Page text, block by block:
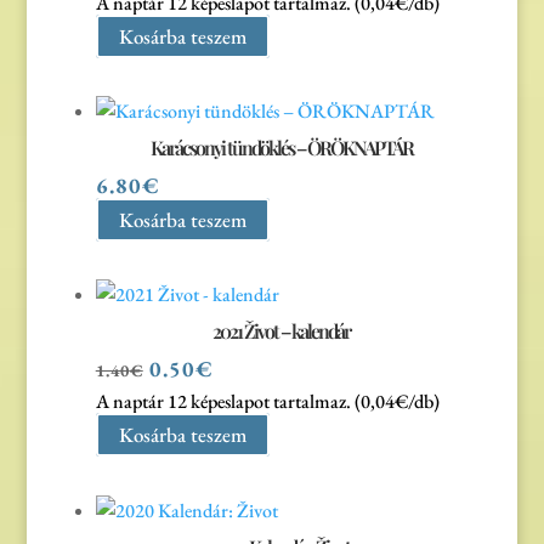
was:
1.40€.
is:
0.50€.
Kosárba teszem
Karácsonyi tündöklés – ÖRÖKNAPTÁR
6.80€
Kosárba teszem
2021 Život – kalendár
1.40€ Original
price
was:
1.40€.
0.50€Current
price
is:
0.50€.
A naptár 12 képeslapot tartalmaz. (0,04€/db)
Kosárba teszem